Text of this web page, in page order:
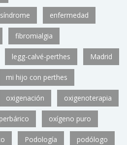
enfermedad
fibromialgia
legg-calvé-perthes Madrid
mi hijo con perthes
oxigenación oxigenoterapia
oxígeno puro
Podología podólogo